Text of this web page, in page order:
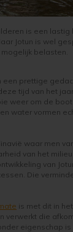
en beitsen
en beitsen
meest duurzame
Voorwaarden
is een
Jotun is wel
belasten.
een prettige
tijd van het
weer om de
water vormen
waar men
van het
van
Die
is met dit in
verwerkt die
eigenschap